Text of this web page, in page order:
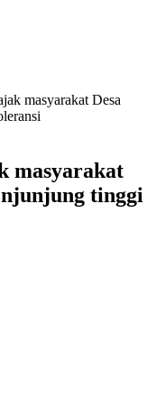
masyarakat Desa
masyarakat
tinggi